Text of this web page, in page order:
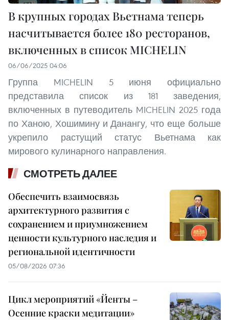
В крупных городах Вьетнама теперь
насчитывается более 180 ресторанов,
включенных в список MICHELIN
06/06/2025 04:06
Группа MICHELIN 5 июня официально
представила список из 181 заведения,
включенных в путеводитель MICHELIN 2025 года
по Ханою, Хошимину и Данангу, что еще больше
укрепило растущий статус Вьетнама как
мирового кулинарного направления.
СМОТРЕТЬ ДАЛЕЕ
Обеспечить взаимосвязь
архитектурного развития с
сохранением и приумножением
ценности культурного наследия и
региональной идентичности
05/08/2026 07:36
Цикл мероприятий «Йенты –
Осенние краски медитации»